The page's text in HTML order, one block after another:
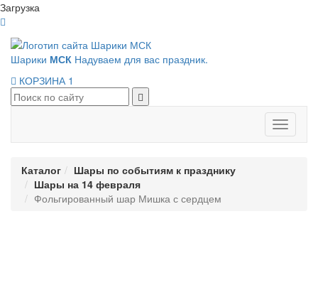
Загрузка
Шарики МСК Надуваем для вас праздник.
КОРЗИНА 1
Панель
Каталог
Шары по событиям к празднику
Шары на 14 февраля
Фольгированный шар Мишка с сердцем